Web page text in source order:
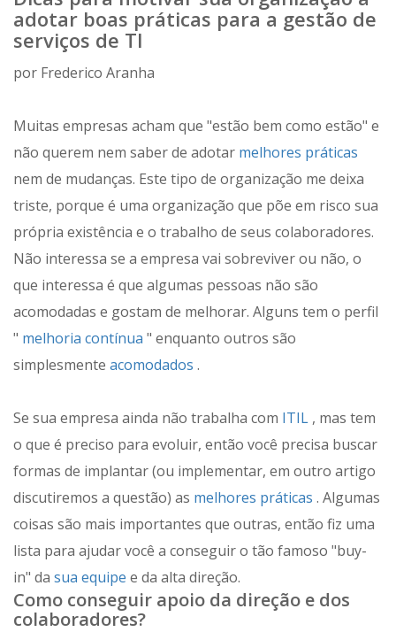
adotar boas práticas para a gestão de
serviços de TI
por Frederico Aranha
Muitas empresas acham que "estão bem como estão" e
não querem nem saber de adotar melhores práticas
nem de mudanças. Este tipo de organização me deixa
triste, porque é uma organização que põe em risco sua
própria existência e o trabalho de seus colaboradores.
Não interessa se a empresa vai sobreviver ou não, o
que interessa é que algumas pessoas não são
acomodadas e gostam de melhorar. Alguns tem o perfil
" melhoria contínua " enquanto outros são
simplesmente acomodados .
Se sua empresa ainda não trabalha com ITIL , mas tem
o que é preciso para evoluir, então você precisa buscar
formas de implantar (ou implementar, em outro artigo
discutiremos a questão) as melhores práticas . Algumas
coisas são mais importantes que outras, então fiz uma
lista para ajudar você a conseguir o tão famoso "buy-
in" da sua equipe e da alta direção.
Como conseguir apoio da direção e dos
colaboradores?